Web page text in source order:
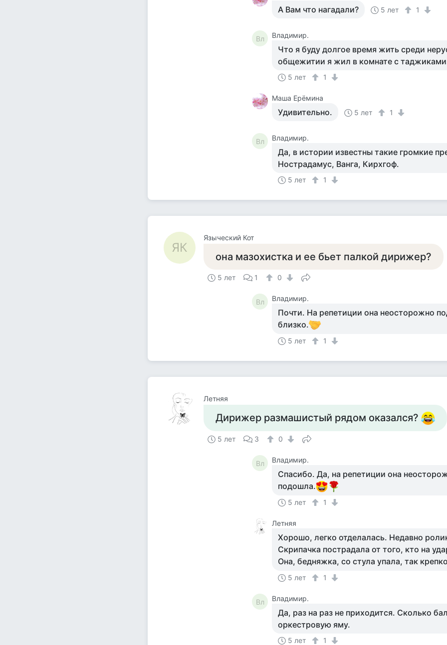
А Вам что нагадали? 5 лет 1
Вл Владимир.
Что я буду долгое время жить среди
общежитии я жил в комнате с
5 лет 1
Маша Ерёмина
Удивительно. 5 лет 1
Вл Владимир.
Да, в истории известны такие громкие
Нострадамус, Ванга, Кирхгоф.
5 лет 1
ЯК
Языческий Кот
она мазохистка и ее бьет палкой дирижер?
5 лет 1 0
Вл Владимир.
Почти. На репетиции она неосторожно
близко.
5 лет 1
Летняя
Дирижер размашистый рядом оказался?
5 лет 3 0
Вл Владимир.
Спасибо. Да, на репетиции она
подошла.
5 лет 1
Летняя
Хорошо, легко отделалась. Недавно
Скрипачка пострадала от того, кто на
Она, бедняжка, со стула упала, так
5 лет 1
Вл Владимир.
Да, раз на раз не приходится. Сколько
оркестровую яму.
5 лет 1